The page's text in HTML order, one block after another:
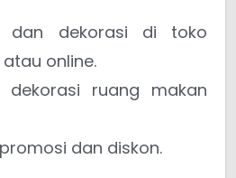
dan dekorasi di toko
online.
dekorasi ruang makan
dan diskon.